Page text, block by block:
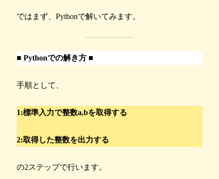
ではまず、Pythonで解いてみます。
■ Pythonでの解き方 ■
手順として、
1:標準入力で整数a,bを取得する
2:取得した整数を出力する
の2ステップで行います。